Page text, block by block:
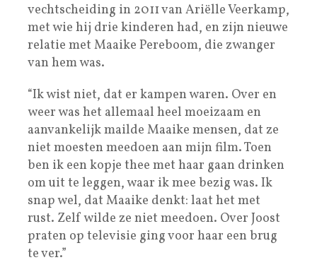
vechtscheiding in 2011 van Ariëlle Veerkamp,
met wie hij drie kinderen had, en zijn nieuwe
relatie met Maaike Pereboom, die zwanger
van hem was.
“Ik wist niet, dat er kampen waren. Over en
weer was het allemaal heel moeizaam en
aanvankelijk mailde Maaike mensen, dat ze
niet moesten meedoen aan mijn film. Toen
ben ik een kopje thee met haar gaan drinken
om uit te leggen, waar ik mee bezig was. Ik
snap wel, dat Maaike denkt: laat het met
rust. Zelf wilde ze niet meedoen. Over Joost
praten op televisie ging voor haar een brug
te ver.”